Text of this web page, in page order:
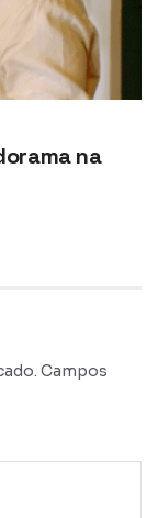
na
Campos